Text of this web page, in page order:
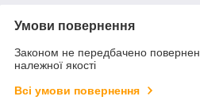
Умови повернення
Законом не передбачено
належної якості
Всі умови повернення